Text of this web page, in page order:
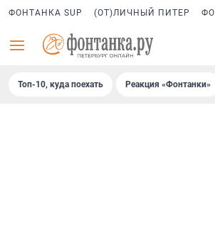
ФОНТАНКА SUP (ОТ)ЛИЧНЫЙ ПИТЕР
Топ-10, куда поехать Реакция «Фонтанки»